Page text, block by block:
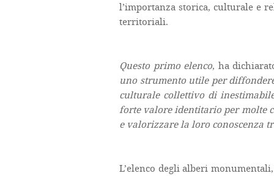
l’importanza storica, culturale e
territoriali.
Questo primo elenco, ha
uno strumento utile per
culturale collettivo di
forte valore identitario per molte
e valorizzare la loro conoscenza
L’elenco degli alberi